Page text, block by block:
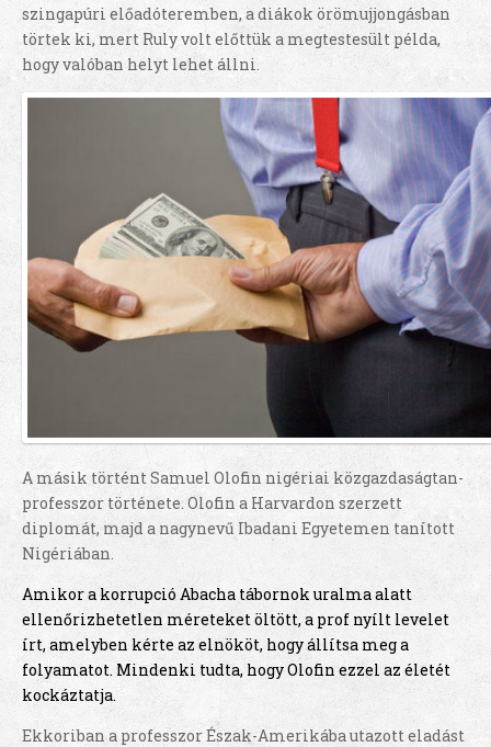
szingapúri előadóteremben, a diákok örömujjongásban
törtek ki, mert Ruly volt előttük a megtestesült példa,
hogy valóban helyt lehet állni.
A másik történt Samuel Olofin nigériai közgazdaságtan-
professzor története. Olofin a Harvardon szerzett
diplomát, majd a nagynevű Ibadani Egyetemen tanított
Nigériában.
Amikor a korrupció Abacha tábornok uralma alatt
ellenőrizhetetlen méreteket öltött, a prof nyílt levelet
írt, amelyben kérte az elnököt, hogy állítsa meg a
folyamatot. Mindenki tudta, hogy Olofin ezzel az életét
kockáztatja.
Ekkoriban a professzor Észak-Amerikába utazott eladást